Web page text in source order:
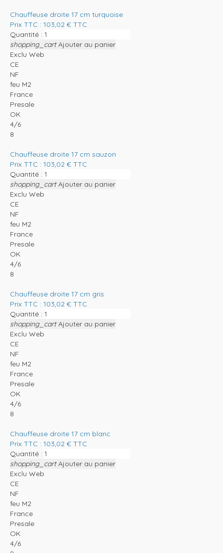
Chauffeuse droite 17 cm turquoise
Prix TTC : 103,02 € TTC
Quantité :
shopping_cart Ajouter au panier
Exclu Web
CE
NF
feu M2
France
Presale
OK
4/6
8
Chauffeuse droite 17 cm sauzon
Prix TTC : 103,02 € TTC
Quantité :
shopping_cart Ajouter au panier
Exclu Web
CE
NF
feu M2
France
Presale
OK
4/6
8
Chauffeuse droite 17 cm gris
Prix TTC : 103,02 € TTC
Quantité :
shopping_cart Ajouter au panier
Exclu Web
CE
NF
feu M2
France
Presale
OK
4/6
8
Chauffeuse droite 17 cm blanc
Prix TTC : 103,02 € TTC
Quantité :
shopping_cart Ajouter au panier
Exclu Web
CE
NF
feu M2
France
Presale
OK
4/6